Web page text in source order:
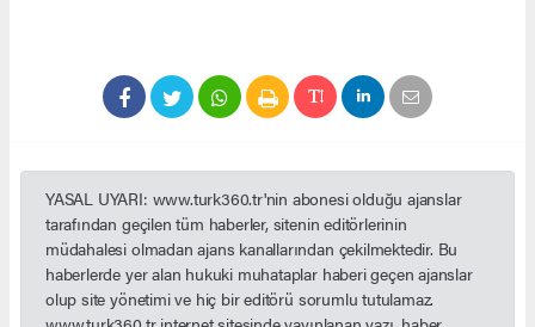
YASAL UYARI: www.turk360.tr'nin abonesi olduğu ajanslar
tarafından geçilen tüm haberler, sitenin editörlerinin
müdahalesi olmadan ajans kanallarından çekilmektedir. Bu
haberlerde yer alan hukuki muhataplar haberi geçen ajanslar
olup site yönetimi ve hiç bir editörü sorumlu tutulamaz.